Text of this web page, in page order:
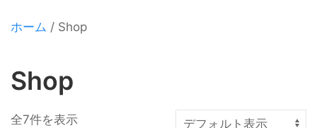
ホーム / Shop
Shop
全7件を表示